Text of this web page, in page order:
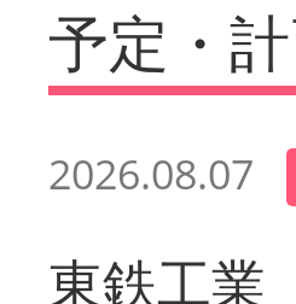
予定・
2026.08.07
東鉄工